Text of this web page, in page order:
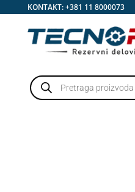
KONTAKT:+381 11 8000073
Products
search